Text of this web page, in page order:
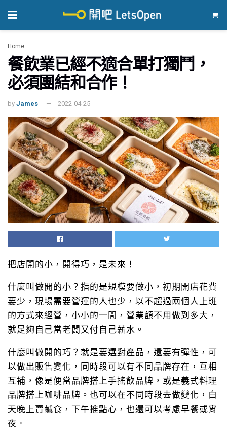
Home
餐飲業已經不適合單打獨鬥，
必須團結和合作！
by James 2022-04-25
把店開的小，開得巧，是未來！
什麼叫做開的小？指的是規模要做小，初期開店花費
要少，現場需要營運的人也少，以不超過兩個人上班
的方式來經營，小小的一間，營業額不用做到多大，
就足夠自己當老闆又付自己薪水。
什麼叫做開的巧？就是要選對產品，還要有彈性，可
以做出販售變化，同時段可以有不同品牌存在，互相
互補，像是便當品牌搭上手搖飲品牌，或是義式料理
品牌搭上咖啡品牌。也可以在不同時段去做變化，白
天晚上賣鹹食，下午推點心，也還可以考慮早餐或宵
夜。